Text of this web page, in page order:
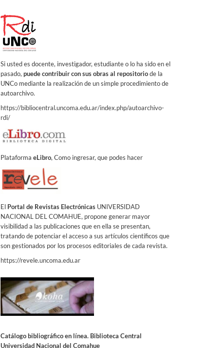
Si usted es docente, investigador, estudiante o lo ha sido en el
pasado, puede contribuir con sus obras al repositoriode la
UNCo mediante la realización de un simple procedimiento de
autoarchivo.
https://bibliocentral.uncoma.edu.ar/index.php/autoarchivo-
rdi/
Plataforma eLibro, Como ingresar, que podes hacer
El Portal de Revistas ElectrónicasUNIVERSIDAD
NACIONAL DEL COMAHUE, propone generar mayor
visibilidad a las publicaciones que en ella se presentan,
tratando de potenciar el acceso a sus artículos científicos que
son gestionados por los procesos editoriales de cada revista.
https://revele.uncoma.edu.ar
Catálogo bibliográfico en línea. Biblioteca Central
Universidad Nacional del Comahue